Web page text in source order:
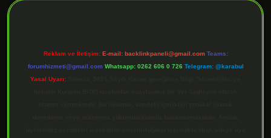
Reklam ve İletişim: E-mail: backlinkpaneli@gmail.com Teams:
forumhizmeti@gmail.com Whatsapp: 0262 606 0 726 Telegram: @karabul
Yasal Uyarı: